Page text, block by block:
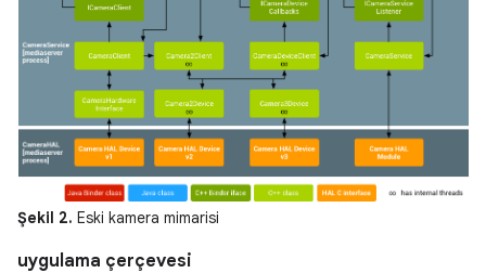
Şekil 2. Eski kamera mimarisi
uygulama çerçevesi